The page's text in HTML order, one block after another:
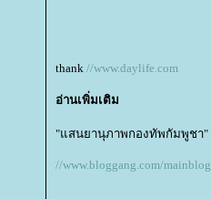
thank //www.daylife.com
อ่านเพิ่มเติม
"แสนยานุภาพกองทัพกัมพูชา"
//www.bloggang.com/